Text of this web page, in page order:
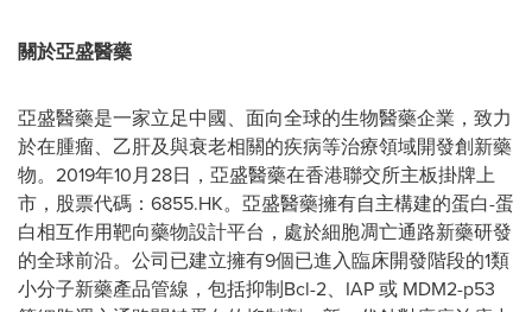
關於亞盛醫藥
亞盛醫藥是一家立足中國、面向全球的生物醫藥企業，致力
於在腫瘤、乙肝及與衰老相關的疾病等治療領域開發創新藥
物。2019年10月28日，亞盛醫藥在香港聯交所主板掛牌上
市，股票代碼：6855.HK。亞盛醫藥擁有自主構建的蛋白-蛋
白相互作用靶向藥物設計平台，處於細胞凋亡通路新藥研發
的全球前沿。公司已建立擁有9個已進入臨床開發階段的1類
小分子新藥產品管線，包括抑制Bcl-2、IAP 或 MDM2-p53